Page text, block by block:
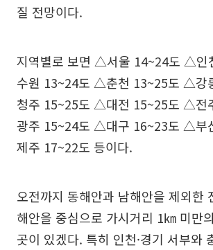
질 전망이다.
지역별로 보면 △서울 14~24도 △
수원 13~24도 △춘천 13~25도 △
청주 15~25도 △대전 15~25도 △
광주 15~24도 △대구 16~23도 △부
제주 17~22도 등이다.
오전까지 동해안과 남해안을 제외한
해안을 중심으로 가시거리 1㎞ 미만
곳이 있겠다. 특히 인천·경기 서부와